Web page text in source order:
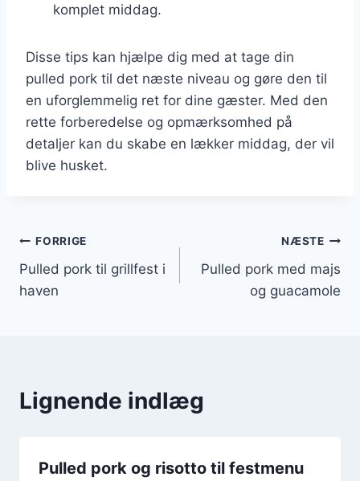
komplet middag.
Disse tips kan hjælpe dig med at tage din
pulled pork til det næste niveau og gøre den til
en uforglemmelig ret for dine gæster. Med den
rette forberedelse og opmærksomhed på
detaljer kan du skabe en lækker middag, der vil
blive husket.
Indlægsnavigation
FORRIGE
Pulled pork til grillfest i
haven
NÆSTE
Pulled pork med majs
og guacamole
Lignende indlæg
Pulled pork og risotto til festmenu